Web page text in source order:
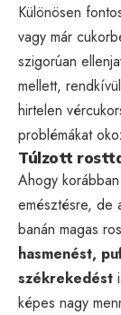
Különösen
vagy már
szigorúan
mellett,
hirtelen
problémákat
Túlzott
Ahogy
emésztésre, de
banán magas
hasmenést,
székrekedést
képes nagy